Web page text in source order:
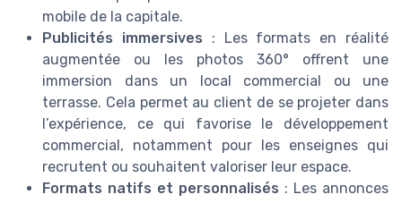
mobile de la capitale.
Publicités immersives : Les formats en réalité
augmentée ou les photos 360° offrent une
immersion dans un local commercial ou une
terrasse. Cela permet au client de se projeter dans
l’expérience, ce qui favorise le développement
commercial, notamment pour les enseignes qui
recrutent ou souhaitent valoriser leur espace.
Formats natifs et personnalisés : Les annonces